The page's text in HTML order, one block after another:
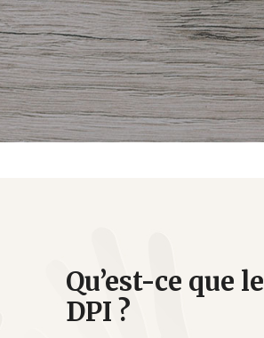
Qu’est-ce que le
DPI ?